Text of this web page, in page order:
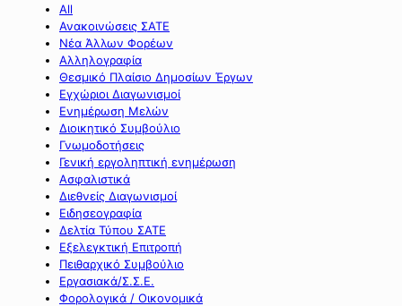
All
Ανακοινώσεις ΣΑΤΕ
Νέα Άλλων Φορέων
Αλληλογραφία
Θεσμικό Πλαίσιο Δημοσίων Έργων
Εγχώριοι Διαγωνισμοί
Ενημέρωση Μελών
Διοικητικό Συμβούλιο
Γνωμοδοτήσεις
Γενική εργοληπτική ενημέρωση
Ασφαλιστικά
Διεθνείς Διαγωνισμοί
Ειδησεογραφία
Δελτία Τύπου ΣΑΤΕ
Εξελεγκτική Επιτροπή
Πειθαρχικό Συμβούλιο
Εργασιακά/Σ.Σ.Ε.
Φορολογικά / Οικονομικά